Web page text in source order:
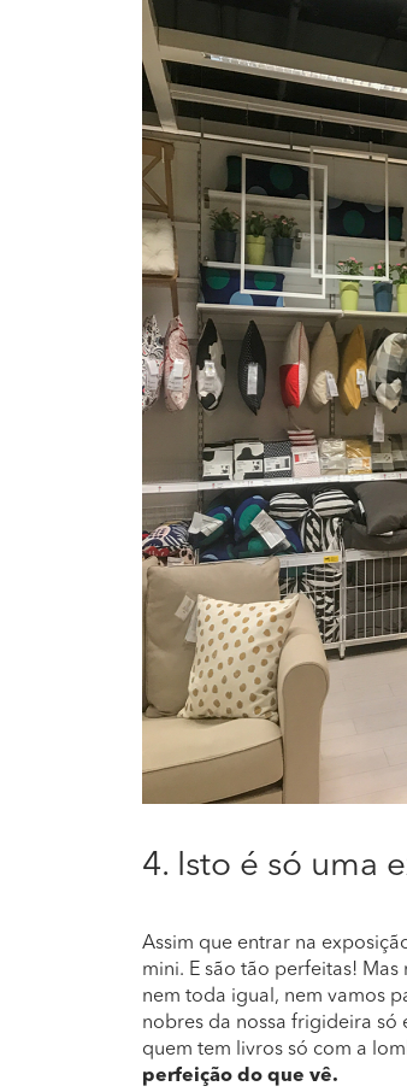
4. Isto é só uma
Assim que entrar na
mini. E são tão perfeitas!
nem toda igual, nem vamos
nobres da nossa frigideira só
quem tem livros só com a
perfeição do que vê.